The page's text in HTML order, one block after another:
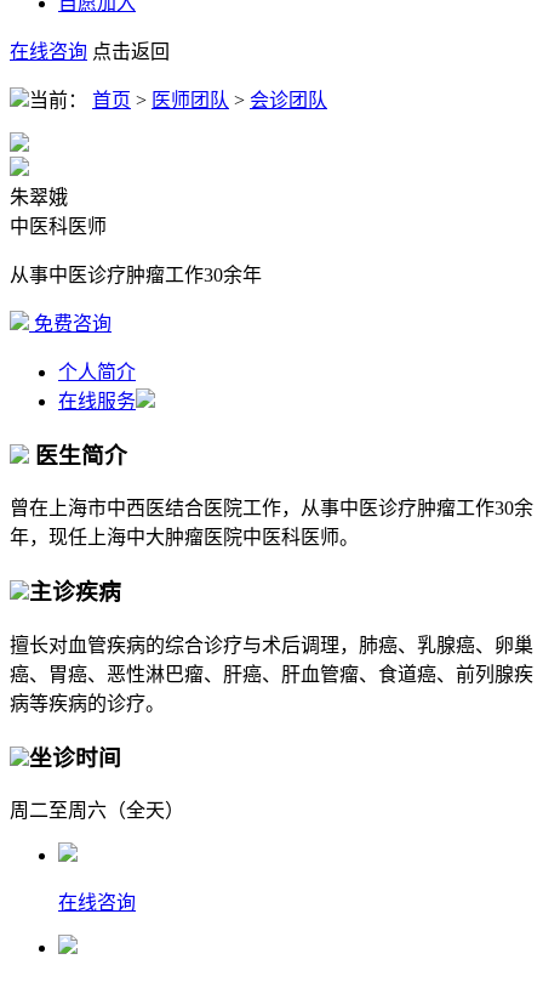
在线咨询 点击返回
当前： 首页 > 医师团队 > 会诊团队
朱翠娥
中医科医师
从事中医诊疗肿瘤工作30余年
免费咨询
个人简介
在线服务
医生简介
曾在上海市中西医结合医院工作，从事中医诊疗肿瘤工作30余
年，现任上海中大肿瘤医院中医科医师。
主诊疾病
擅长对血管疾病的综合诊疗与术后调理，肺癌、乳腺癌、卵巢
癌、胃癌、恶性淋巴瘤、肝癌、肝血管瘤、食道癌、前列腺疾
病等疾病的诊疗。
坐诊时间
周二至周六（全天）
在线咨询